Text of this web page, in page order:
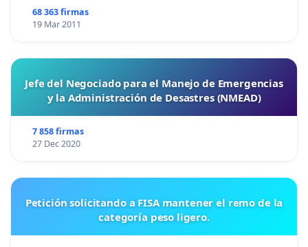
68 363 firmas
19 Mar 2011
Jefe del Negociado para el Manejo de Emergencias
y la Administración de Desastres (NMEAD)
7 858 firmas
27 Dec 2020
Petición solicitando a FISA mantener el remo de la
categoría peso ligero.